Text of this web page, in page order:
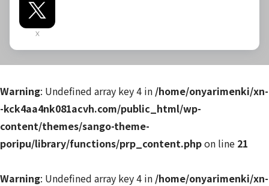
X
Warning: Undefined array key 4 in /home/onyarimenki/xn-
-kck4aa4nk081acvh.com/public_html/wp-
content/themes/sango-theme-
poripu/library/functions/prp_content.phpon line 21
Warning: Undefined array key 4 in /home/onyarimenki/xn-